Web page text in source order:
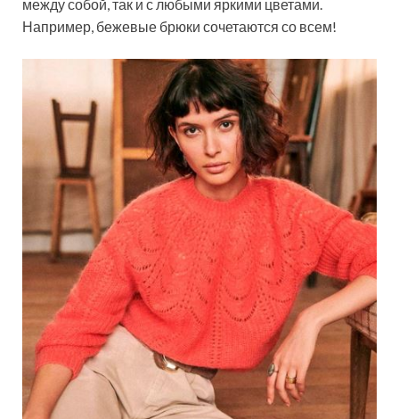
между собой, так и с любыми яркими цветами.
Например, бежевые брюки сочетаются со всем!